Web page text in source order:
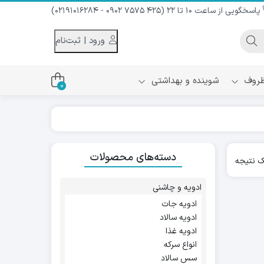
پاسخگویی از ساعت 10 تا 22 (425 7575 0902 - 02191016284)
سرد
شوینده و بهداشتی 0
نتیجه دسته‌های محصولات
ادویه و چاشنی
ادویه جات
ادویه سالاد
ادویه غذا
انواع سرکه
سس سالاد